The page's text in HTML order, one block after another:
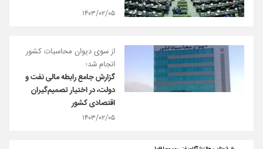
۱۴۰۳/۰۲/۰۵
از سوی دیوان محاسبات کشور
انجام شد؛
گزارش جامع رابطه مالی نفت و
دولت، در اختیار تصمیم‌گیران
اقتصادی کشور
۱۴۰۳/۰۲/۰۵